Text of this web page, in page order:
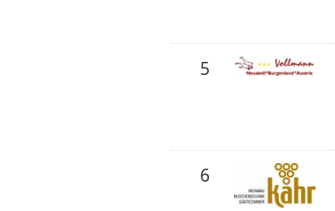
5
6